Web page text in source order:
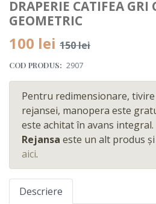
DRAPERIE CATIFEA GRI
GEOMETRIC
100 lei 150 lei
COD PRODUS: 2907
Pentru redimensionare,
rejansei, manopera este
este achitat în avans integral.
Rejansa este un alt produs
aici.
Descriere